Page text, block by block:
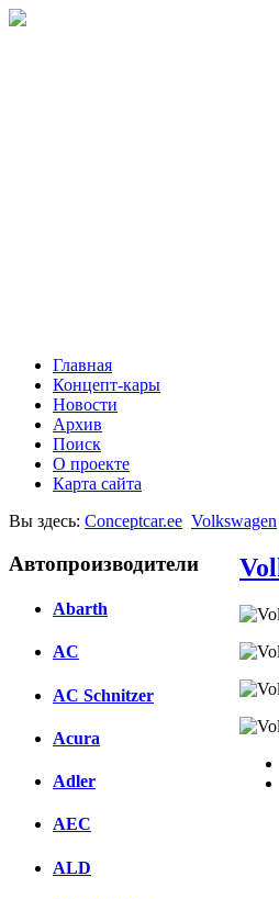
Главная
Концепт-кары
Новости
Архив
Поиск
О проекте
Карта сайта
Вы здесь: Conceptcar.ee Volkswagen
Автопроизводители
Abarth
AC
AC Schnitzer
Acura
Adler
AEC
ALD